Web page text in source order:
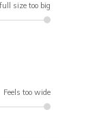
size too big
Feels too wide